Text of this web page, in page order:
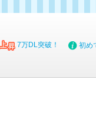
7万DL突破！ 初め